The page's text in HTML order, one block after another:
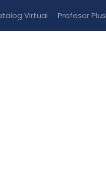
Virtual Profesor Plus